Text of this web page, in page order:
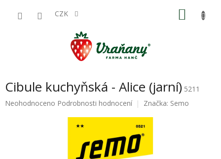
CZK
Cibule kuchyňská - Alice (jarní) 5211
Průměrné
Neohodnoceno Podrobnosti hodnocení Značka: Semo